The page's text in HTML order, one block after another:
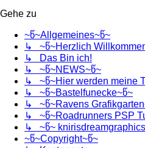
Gehe zu
~წ~Allgemeines~წ~
↳ ~წ~Herzlich
↳ Das Bin ich!
↳ ~წ~NEWS~წ~
↳ ~წ~Hier werden meine
↳ ~წ~Bastelfunecke~წ~
↳ ~წ~Ravens
↳ ~წ~Roadrunners PSP
↳ ~წ~
~წ~Copyright~წ~